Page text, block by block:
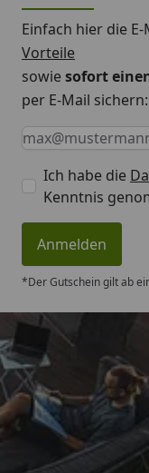
Einfach hier die
Vorteile
sowiesofort
per E-Mail sichern:
Keine Eingabe
Eingabe
E-Mail *
Ich habe die
Kenntnis
Anmelden
*Der Gutschein gilt ab